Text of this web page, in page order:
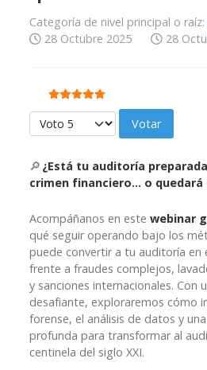
Categoría de nivel principal o raíz:
28 Octubre 2025
28
Ratio:5/5
Por favor, vote
🔎 ¿Está tu auditoría
crimen financiero… o quedará
Acompáñanos en este webinar
qué seguir operando bajo los
puede convertir a tu auditoría en
frente a fraudes complejos,
y sanciones internacionales. Con
desafiante, exploraremos cómo
forense, el análisis de datos y
profunda para transformar al
centinela del siglo XXI.